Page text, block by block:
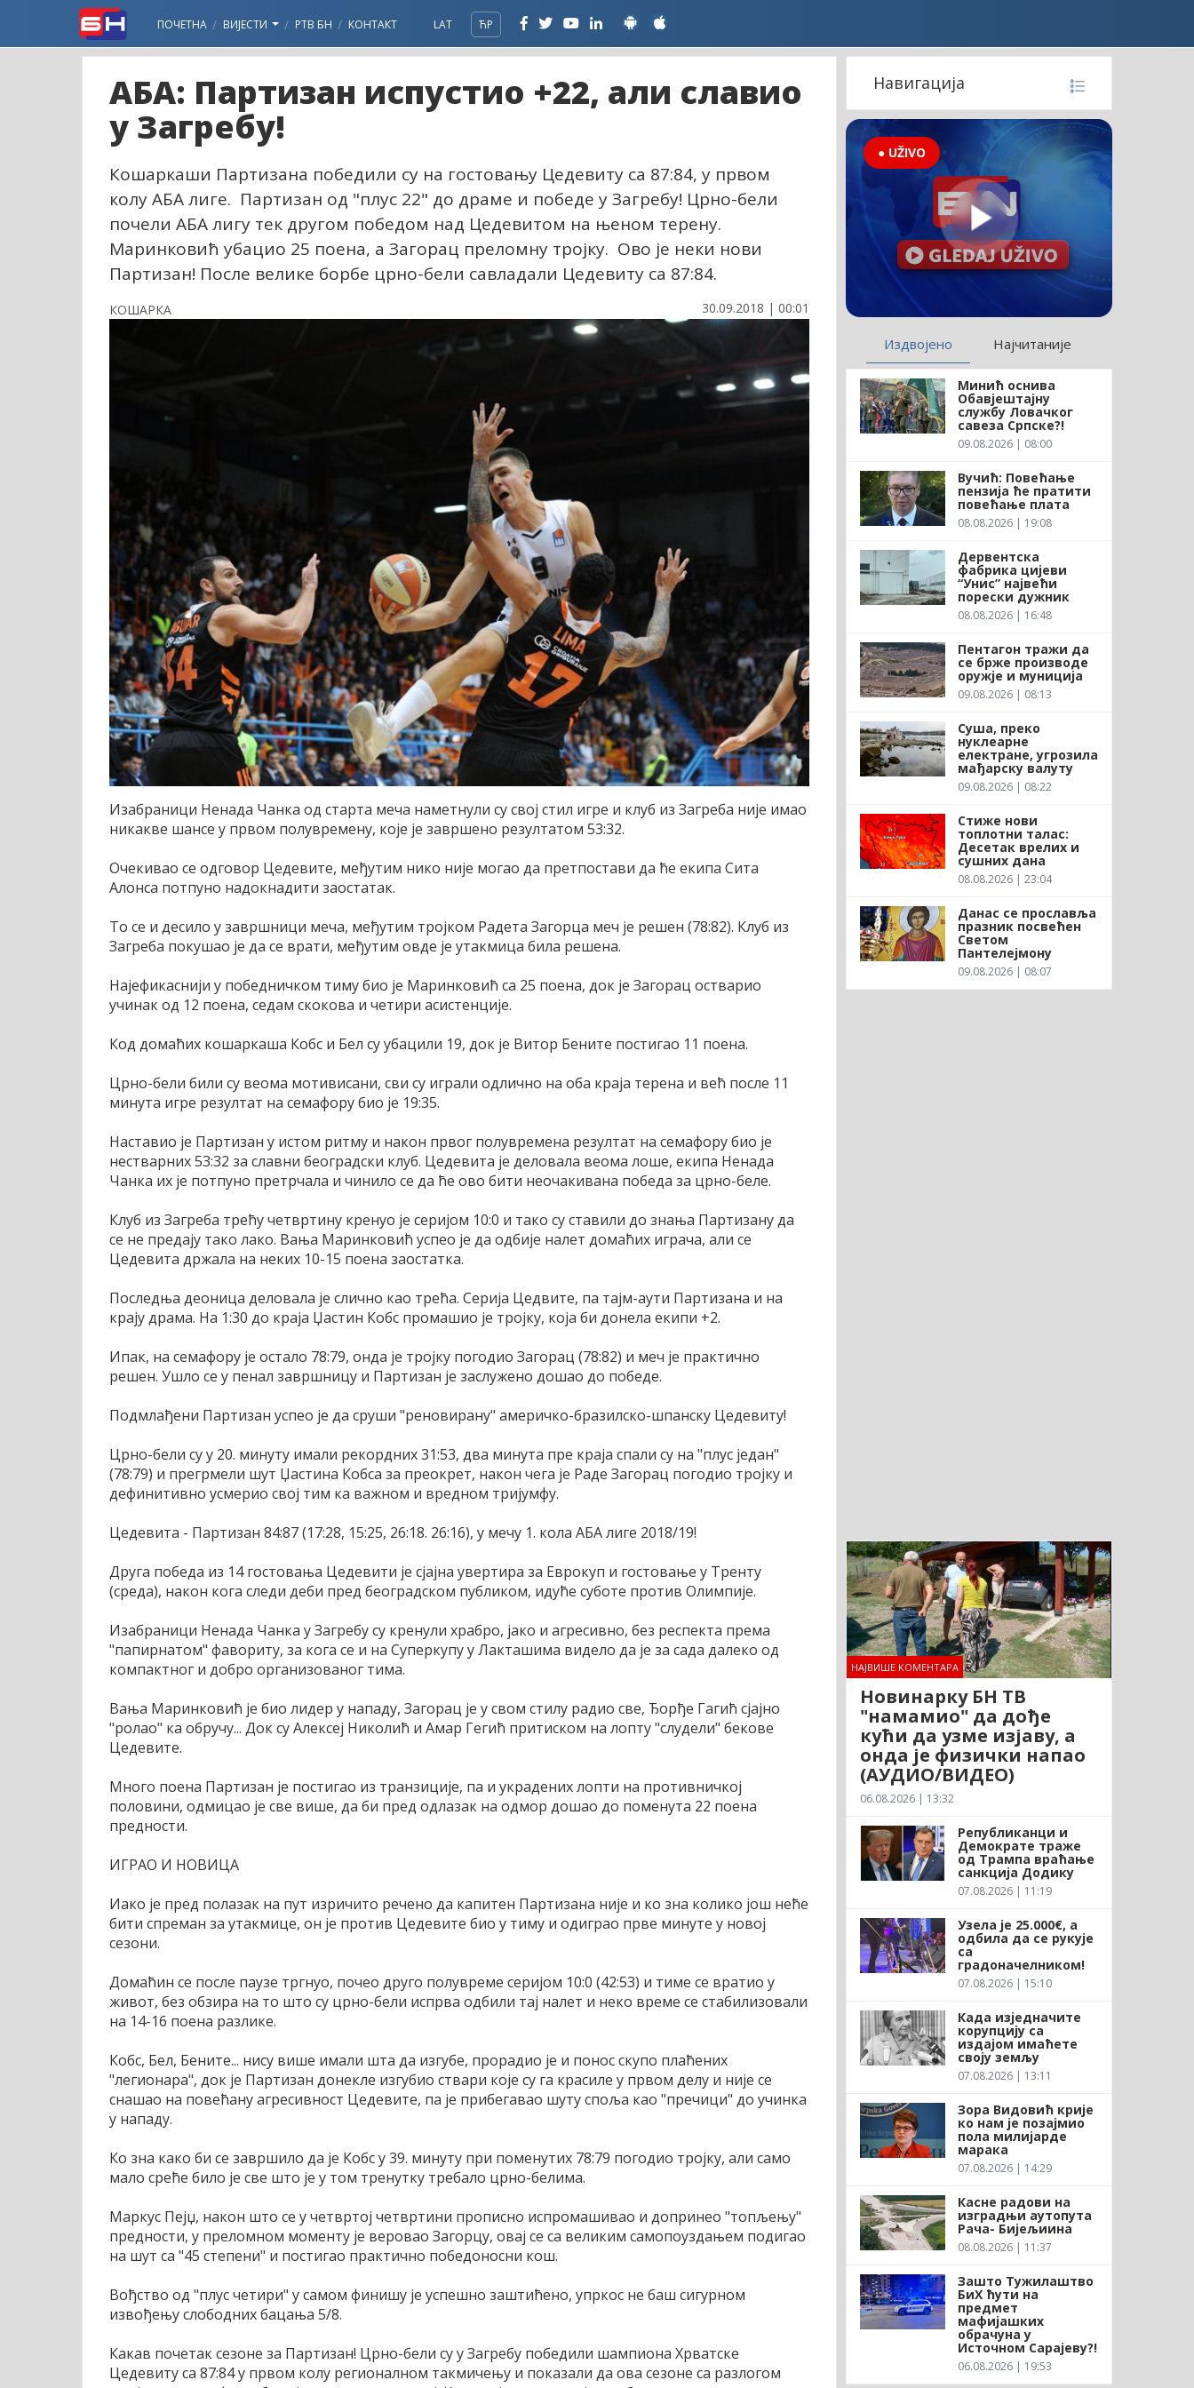
ПОЧЕТНА ВИЈЕСТИ РТВ БН КОНТАКТ LAT ЋР
АБА: Партизан испустио +22, али славио
у Загребу!
Кошаркаши Партизана победили су на гостовању Цедевиту са 87:84, у првом
колу АБА лиге. Партизан од "плус 22" до драме и победе у Загребу! Црно-бели
почели АБА лигу тек другом победом над Цедевитом на њеном терену.
Маринковић убацио 25 поена, а Загорац преломну тројку. Ово је неки нови
Партизан! После велике борбе црно-бели савладали Цедевиту са 87:84.
КОШАРКА 30.09.2018 | 00:01
Изабраници Ненада Чанка од старта меча наметнули су свој стил игре и клуб из Загреба није имао
никакве шансе у првом полувремену, које је завршено резултатом 53:32.
Очекивао се одговор Цедевите, међутим нико није могао да претпостави да ће екипа Сита
Алонса потпуно надокнадити заостатак.
То се и десило у завршници меча, међутим тројком Радета Загорца меч је решен (78:82). Клуб из
Загреба покушао је да се врати, међутим овде је утакмица била решена.
Најефикаснији у победничком тиму био је Маринковић са 25 поена, док је Загорац остварио
учинак од 12 поена, седам скокова и четири асистенције.
Код домаћих кошаркаша Кобс и Бел су убацили 19, док је Витор Бените постигао 11 поена.
Црно-бели били су веома мотивисани, сви су играли одлично на оба краја терена и већ после 11
минута игре резултат на семафору био је 19:35.
Наставио је Партизан у истом ритму и након првог полувремена резултат на семафору био је
нестварних 53:32 за славни београдски клуб. Цедевита је деловала веома лоше, екипа Ненада
Чанка их је потпуно претрчала и чинило се да ће ово бити неочакивана победа за црно-беле.
Клуб из Загреба трећу четвртину кренуо је серијом 10:0 и тако су ставили до знања Партизану да
се не предају тако лако. Вања Маринковић успео је да одбије налет домаћих играча, али се
Цедевита држала на неких 10-15 поена заостатка.
Последња деоница деловала је слично као трећа. Серија Цедвите, па тајм-аути Партизана и на
крају драма. На 1:30 до краја Џастин Кобс промашио је тројку, која би донела екипи +2.
Ипак, на семафору је остало 78:79, онда је тројку погодио Загорац (78:82) и меч је практично
решен. Ушло се у пенал завршницу и Партизан је заслужено дошао до победе.
Подмлађени Партизан успео је да сруши "реновирану" америчко-бразилско-шпанску Цедевиту!
Црно-бели су у 20. минуту имали рекордних 31:53, два минута пре краја спали су на "плус један"
(78:79) и прегрмели шут Џастина Кобса за преокрет, након чега је Раде Загорац погодио тројку и
дефинитивно усмерио свој тим ка важном и вредном тријумфу.
Цедевита - Партизан 84:87 (17:28, 15:25, 26:18. 26:16), у мечу 1. кола АБА лиге 2018/19!
Друга победа из 14 гостовања Цедевити је сјајна увертира за Еврокуп и гостовање у Тренту
(среда), након кога следи деби пред београдском публиком, идуће суботе против Олимпије.
Изабраници Ненада Чанка у Загребу су кренули храбро, јако и агресивно, без респекта према
"папирнатом" фавориту, за кога се и на Суперкупу у Лакташима видело да је за сада далеко од
компактног и добро организованог тима.
Вања Маринковић је био лидер у нападу, Загорац је у свом стилу радио све, Ђорђе Гагић сјајно
"ролао" ка обручу... Док су Алексеј Николић и Амар Гегић притиском на лопту "слудели" бекове
Цедевите.
Много поена Партизан је постигао из транзиције, па и украдених лопти на противничкој
половини, одмицао је све више, да би пред одлазак на одмор дошао до поменута 22 поена
предности.
ИГРАО И НОВИЦА
Иако је пред полазак на пут изричито речено да капитен Партизана није и ко зна колико још неће
бити спреман за утакмице, он је против Цедевите био у тиму и одиграо прве минуте у новој
сезони.
Домаћин се после паузе тргнуо, почео друго полувреме серијом 10:0 (42:53) и тиме се вратио у
живот, без обзира на то што су црно-бели испрва одбили тај налет и неко време се стабилизовали
на 14-16 поена разлике.
Кобс, Бел, Бените... нису више имали шта да изгубе, прорадио је и понос скупо плаћених
"легионара", док је Партизан донекле изгубио ствари које су га красиле у првом делу и није се
снашао на повећану агресивност Цедевите, па је прибегавао шуту споља као "пречици" до учинка
у нападу.
Ко зна како би се завршило да је Кобс у 39. минуту при поменутих 78:79 погодио тројку, али само
мало среће било је све што је у том тренутку требало црно-белима.
Маркус Пејџ, након што се у четвртој четвртини прописно испромашивао и допринео "топљењу"
предности, у преломном моменту је веровао Загорцу, овај се са великим самопоуздањем подигао
на шут са "45 степени" и постигао практично победоносни кош.
Вођство од "плус четири" у самом финишу је успешно заштићено, упркос не баш сигурном
извођењу слободних бацања 5/8.
Какав почетак сезоне за Партизан! Црно-бели су у Загребу победили шампиона Хрватске
Цедевиту са 87:84 у првом колу регионалном такмичењу и показали да ова сезоне са разлогом
Навигација
● UŽIVO
Издвојено Најчитаније
Минић оснива
Обавјештајну
службу Ловачког
савеза Српске?!
09.08.2026 | 08:00
Вучић: Повећање
пензија ће пратити
повећање плата
08.08.2026 | 19:08
Дервентска
фабрика цијеви
“Унис” највећи
порески дужник
08.08.2026 | 16:48
Пентагон тражи да
се брже производе
оружје и муниција
09.08.2026 | 08:13
Суша, преко
нуклеарне
електране, угрозила
мађарску валуту
09.08.2026 | 08:22
Стиже нови
топлотни талас:
Десетак врелих и
сушних дана
08.08.2026 | 23:04
Данас се прославља
празник посвећен
Светом
Пантелејмону
09.08.2026 | 08:07
НАЈВИШЕ КОМЕНТАРА
Новинарку БН ТВ
"намамио" да дође
кући да узме изјаву, а
онда је физички напао
(АУДИО/ВИДЕО)
06.08.2026 | 13:32
Републиканци и
Демократе траже
од Трампа враћање
санкција Додику
07.08.2026 | 11:19
Узела је 25.000€, а
одбила да се рукује
са
градоначелником!
07.08.2026 | 15:10
Када изједначите
корупцију са
издајом имаћете
своју земљу
07.08.2026 | 13:11
Зора Видовић крије
ко нам је позајмио
пола милијарде
марака
07.08.2026 | 14:29
Касне радови на
изградњи аутопута
Рача- Бијељиина
08.08.2026 | 11:37
Зашто Тужилаштво
БиХ ћути на
предмет
мафијашких
обрачуна у
Источном Сарајеву?!
06.08.2026 | 19:53